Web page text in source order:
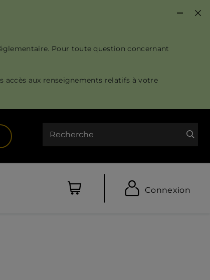
Pour toute question concernant
accès aux renseignements relatifs à votre
(ouvre dans un nouvel onglet)
Connexion